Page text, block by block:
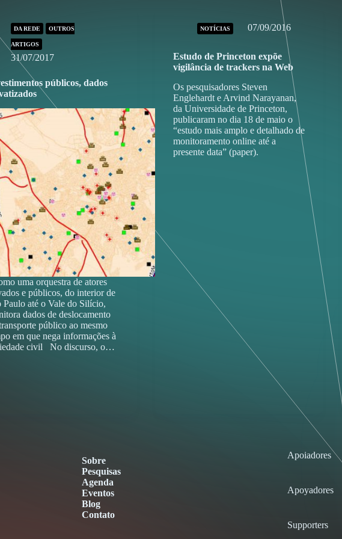
DA REDE OUTROS
ARTIGOS
31/07/2017
públicos, dados
uma orquestra de atores
e públicos, do interior de
Paulo até o Vale do Silício,
dados de deslocamento
público ao mesmo
em que nega informações à
civil No discurso, o…
NOTÍCIAS 07/09/2016
Estudo de Princeton expõe
vigilância de trackers na Web
Os pesquisadores Steven
Englehardt e Arvind Narayanan,
da Universidade de Princeton,
publicaram no dia 18 de maio o
“estudo mais amplo e detalhado de
monitoramento online até a
presente data” (paper).
Sobre
Pesquisas
Agenda
Eventos
Blog
Contato
Apoiadores
Apoyadores
Supporters